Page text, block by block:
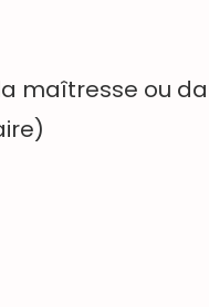
maîtresse ou